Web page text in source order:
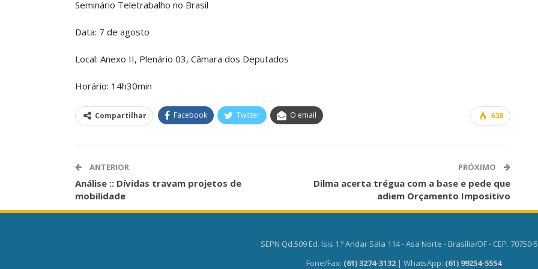
Seminário Teletrabalho no Brasil
Data: 7 de agosto
Local: Anexo II, Plenário 03, Câmara dos Deputados
Horário: 14h30min
638
Compartilhar Facebook Twitter O email
ANTERIOR
Análise :: Dívidas travam projetos de
mobilidade
PRÓXIMO
Dilma acerta trégua com a base e pede que
adiem Orçamento Impositivo
SEPN Qd.509 Ed. Isis 1.º Andar Sala 114 - Asa Norte - Brasília/DF - CEP. 70750-
Fone/Fax: (61) 3274-3132 | WhatsApp: (61) 99254-5554